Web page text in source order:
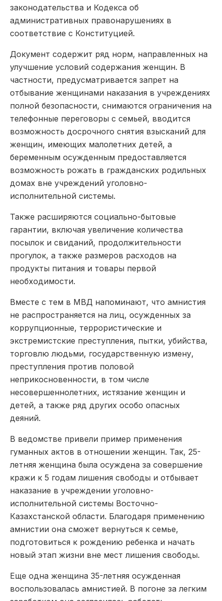
законодательства и Кодекса об
административных правонарушениях в
соответствие с Конституцией.
Документ содержит ряд норм, направленных на
улучшение условий содержания женщин. В
частности, предусматривается запрет на
отбывание женщинами наказания в учреждениях
полной безопасности, снимаются ограничения на
телефонные переговоры с семьей, вводится
возможность досрочного снятия взысканий для
женщин, имеющих малолетних детей, а
беременным осужденным предоставляется
возможность рожать в гражданских родильных
домах вне учреждений уголовно-
исполнительной системы.
Также расширяются социально-бытовые
гарантии, включая увеличение количества
посылок и свиданий, продолжительности
прогулок, а также размеров расходов на
продукты питания и товары первой
необходимости.
Вместе с тем в МВД напоминают, что амнистия
не распространяется на лиц, осужденных за
коррупционные, террористические и
экстремистские преступления, пытки, убийства,
торговлю людьми, государственную измену,
преступления против половой
неприкосновенности, в том числе
несовершеннолетних, истязание женщин и
детей, а также ряд других особо опасных
деяний.
В ведомстве привели пример применения
гуманных актов в отношении женщин. Так, 25-
летняя женщина была осуждена за совершение
кражи к 5 годам лишения свободы и отбывает
наказание в учреждении уголовно-
исполнительной системы Восточно-
Казахстанской области. Благодаря применению
амнистии она сможет вернуться к семье,
подготовиться к рождению ребенка и начать
новый этап жизни вне мест лишения свободы.
Еще одна женщина 35-летняя осужденная
воспользовалась амнистией. В погоне за легким